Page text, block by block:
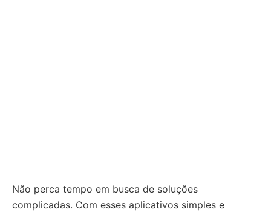
Não perca tempo em busca de soluções
complicadas. Com esses aplicativos simples e